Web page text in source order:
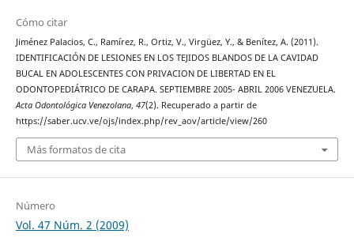
Cómo citar
Jiménez Palacios, C., Ramírez, R., Ortiz, V., Virgüez, Y., & Benítez, A. (2011).
IDENTIFICACIÓN DE LESIONES EN LOS TEJIDOS BLANDOS DE LA CAVIDAD
BUCAL EN ADOLESCENTES CON PRIVACION DE LIBERTAD EN EL
ODONTOPEDIÁTRICO DE CARAPA. SEPTIEMBRE 2005- ABRIL 2006 VENEZUELA.
Acta Odontológica Venezolana, 47(2). Recuperado a partir de
https://saber.ucv.ve/ojs/index.php/rev_aov/article/view/260
Más formatos de cita
Número
Vol. 47 Núm. 2 (2009)